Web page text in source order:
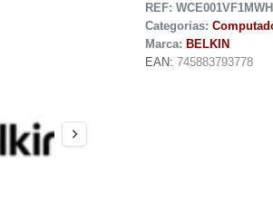
REF: WCE001VF1MWH
Categorias:
Marca: BELKIN
EAN: 745883793778